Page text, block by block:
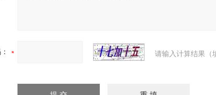
请输入计算结果（